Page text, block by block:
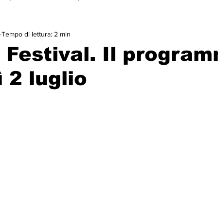
piano
Festival. Il
2 luglio
Tempo di lettura: 2 min